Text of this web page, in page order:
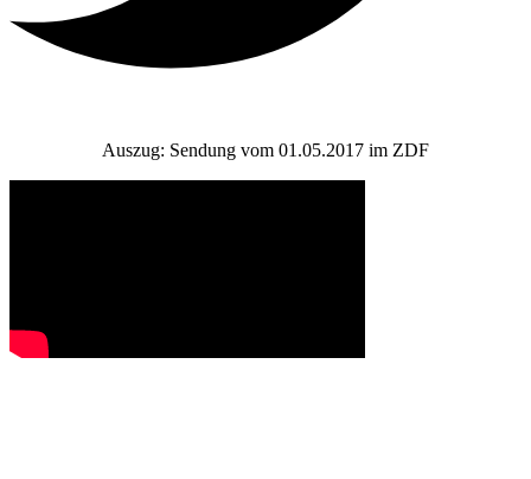
Auszug: Sendung vom 01.05.2017 im ZDF